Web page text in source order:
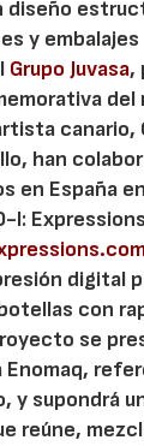
diseño
y embalajes
Grupo Juvasa,
del
canario,
han
en España
I: Expressions
digital
con
se
Enomaq,
y supondrá
reúne,